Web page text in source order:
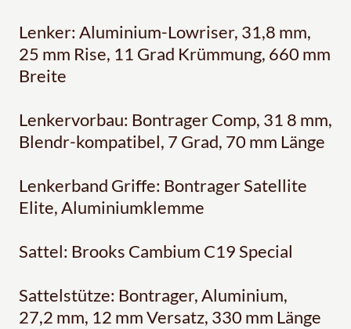
Lenker: Aluminium-Lowriser, 31,8 mm,
25 mm Rise, 11 Grad Krümmung, 660 mm
Breite
Lenkervorbau: Bontrager Comp, 31 8 mm,
Blendr-kompatibel, 7 Grad, 70 mm Länge
Lenkerband Griffe: Bontrager Satellite
Elite, Aluminiumklemme
Sattel: Brooks Cambium C19 Special
Sattelstütze: Bontrager, Aluminium,
27,2 mm, 12 mm Versatz, 330 mm Länge